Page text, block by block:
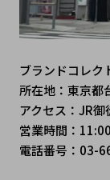
ブランドコレク
所在地：東京都
アクセス：JR
営業時間：
電話番号：03-